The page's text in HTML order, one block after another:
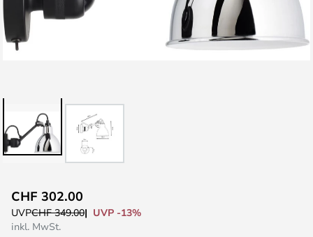
Anfang
der
CHF 302.00
UVPCHF 349.00
UVP -13%
inkl. MwSt.